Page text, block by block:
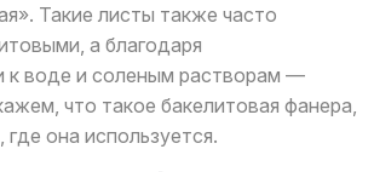
Такие листы также часто
а благодаря
к воде и соленым растворам —
что такое бакелитовая фанера,
она используется.